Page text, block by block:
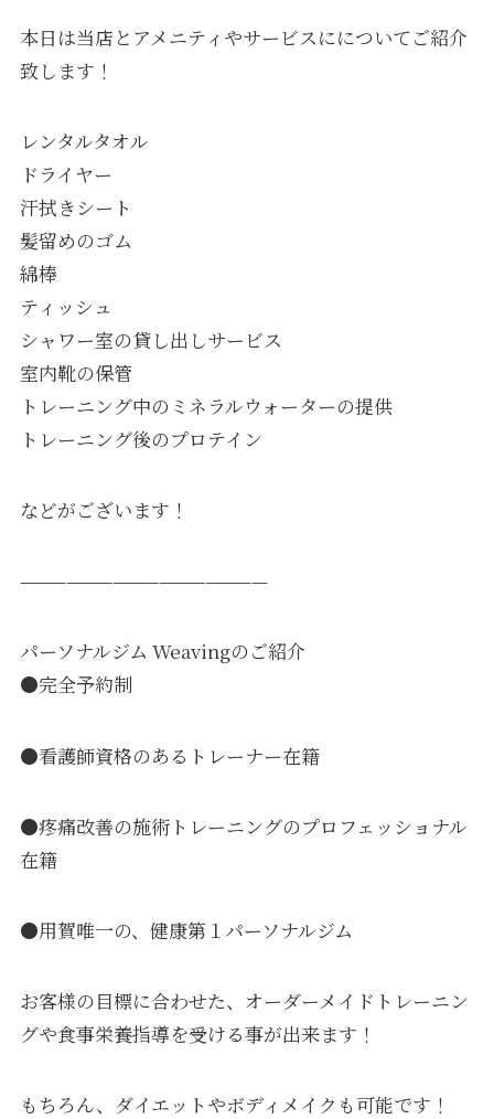
本日は当店とアメニティやサービスにについてご紹介
致します！
レンタルタオル
ドライヤー
汗拭きシート
髪留めのゴム
綿棒
ティッシュ
シャワー室の貸し出しサービス
室内靴の保管
トレーニング中のミネラルウォーターの提供
トレーニング後のプロテイン
などがございます！
————————————————
パーソナルジム Weavingのご紹介
●完全予約制
●看護師資格のあるトレーナー在籍
●疼痛改善の施術トレーニングのプロフェッショナル
在籍
●用賀唯一の、健康第１パーソナルジム
お客様の目標に合わせた、オーダーメイドトレーニン
グや食事栄養指導を受ける事が出来ます！
もちろん、ダイエットやボディメイクも可能です！